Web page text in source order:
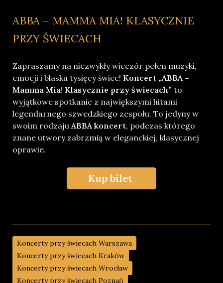
ABBA – MAMMA MIA! KLASYCZNIE
PRZY ŚWIECACH
Zapraszamy na niezwykły wieczór pełen muzyki,
emocji i blasku tysięcy świec! Koncert „ABBA –
Mamma Mia! Klasycznie przy świecach” to
wyjątkowe spotkanie z największymi hitami
legendarnego szwedzkiego zespołu. To jedyny w
swoim rodzajuABBA koncert, podczas którego
znane utwory zabrzmią w eleganckiej, klasycznej
oprawie.
Kup bilet
Koncerty przy świecach Warszawa
Koncerty przy świecach Kraków
Koncerty przy świecach Wrocław
Koncerty przy świecach Poznań